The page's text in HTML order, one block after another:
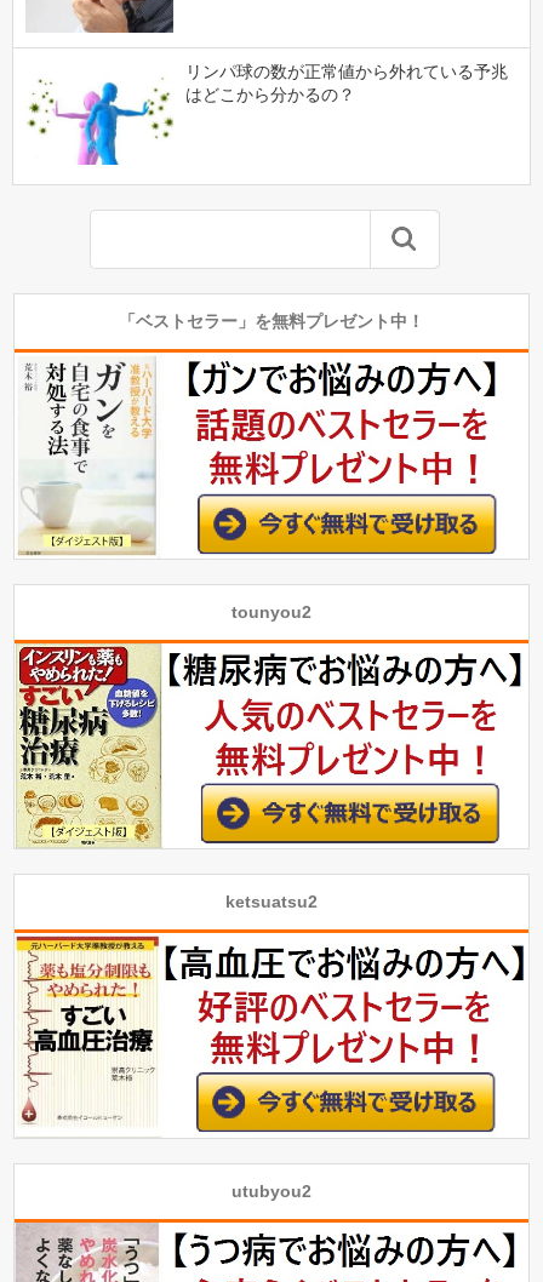
リンパ球の数が正常値から外れている予兆
はどこから分かるの？
「ベストセラー」を無料プレゼント中！
tounyou2
ketsuatsu2
utubyou2